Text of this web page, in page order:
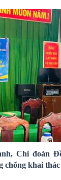
Chi đoàn
chống khai